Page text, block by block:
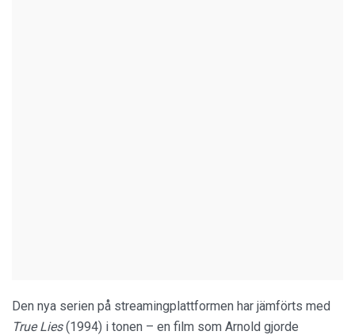
Den nya serien på streamingplattformen har jämförts med
True Lies(1994) i tonen – en film som Arnold gjorde